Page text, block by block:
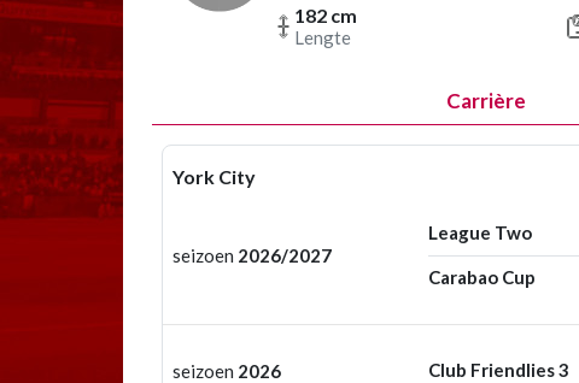
182 cm
Lengte
Carrière
York City
seizoen 2026/2027
League Two
Carabao Cup
seizoen 2026 Club Friendlies 3